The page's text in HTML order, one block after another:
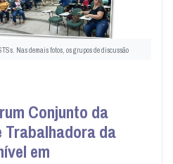
Nas demais fotos, os grupos de discussão
Conjunto da
Trabalhadora da
em